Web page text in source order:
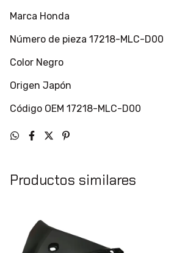
Marca Honda
Número de pieza 17218-MLC-D00
Color Negro
Origen Japón
Código OEM 17218-MLC-D00
Productos similares